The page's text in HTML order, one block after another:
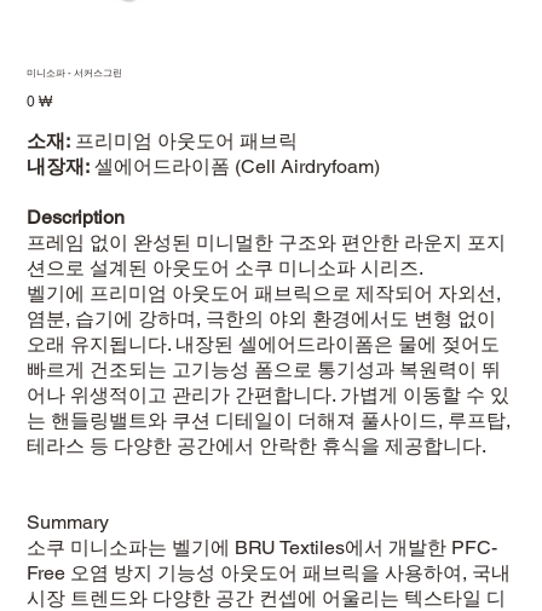
미니소파 - 서커스그린
Prix
0 ₩
소재: 프리미엄 아웃도어 패브릭
내장재: 셀에어드라이폼 (Cell Airdryfoam)
Description
프레임 없이 완성된 미니멀한 구조와 편안한 라운지 포지
션으로 설계된 아웃도어 소쿠 미니소파 시리즈.
벨기에 프리미엄 아웃도어 패브릭으로 제작되어 자외선,
염분, 습기에 강하며, 극한의 야외 환경에서도 변형 없이
오래 유지됩니다. 내장된 셀에어드라이폼은 물에 젖어도
빠르게 건조되는 고기능성 폼으로 통기성과 복원력이 뛰
어나 위생적이고 관리가 간편합니다. 가볍게 이동할 수 있
는 핸들링밸트와 쿠션 디테일이 더해져 풀사이드, 루프탑,
테라스 등 다양한 공간에서 안락한 휴식을 제공합니다.
Summary
소쿠 미니소파는 벨기에 BRU Textiles에서 개발한 PFC-
Free 오염 방지 기능성 아웃도어 패브릭을 사용하여, 국내
시장 트렌드와 다양한 공간 컨셉에 어울리는 텍스타일 디